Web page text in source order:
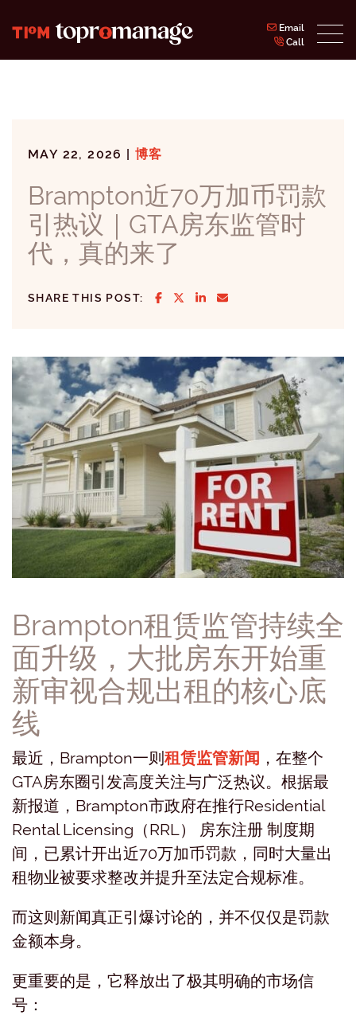
Topromanage Inc.
Email
Call
MAY 22, 2026 | 博客
Brampton近70万加币罚款
引热议｜GTA房东监管时
代，真的来了
SHARE THIS POST: SHARE ON FACEBOOK
SHARE ON TWITTER/X
SHARE ON LINKEDIN
SHARE VIA EMAIL
Brampton租赁监管持续全
面升级，大批房东开始重
新审视合规出租的核心底
线
最近，Brampton一则租赁监管新闻 ，在整个
GTA房东圈引发高度关注与广泛热议。根据最
新报道，Brampton市政府在推行Residential
Rental Licensing（RRL） 房东注册 制度期
间，已累计开出近70万加币罚款，同时大量出
租物业被要求整改并提升至法定合规标准。
而这则新闻真正引爆讨论的，并不仅仅是罚款
金额本身。
更重要的是，它释放出了极其明确的市场信
号：